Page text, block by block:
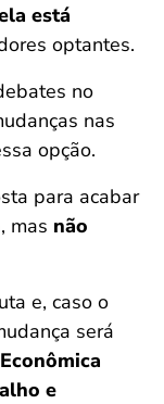
está
optantes.
no
nas
opção.
para acabar
mas não
e, caso o
será
e